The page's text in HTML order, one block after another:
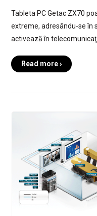
Tableta PC Getac ZX70
extreme, adresându-se în
activează în
Read more ›